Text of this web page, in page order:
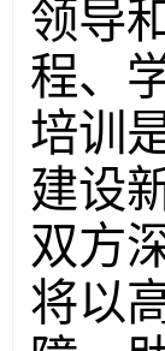
领导
程、
培训
建设
双方
将以